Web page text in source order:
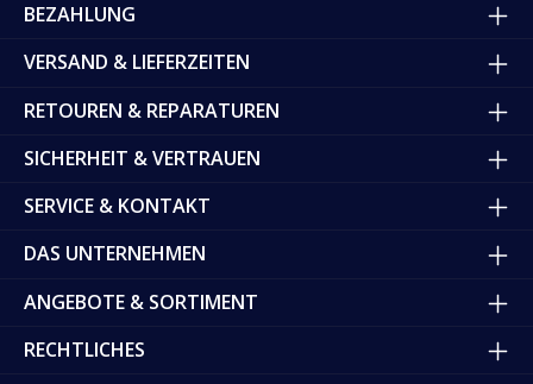
BEZAHLUNG
VERSAND & LIEFERZEITEN
RETOUREN & REPARATUREN
SICHERHEIT & VERTRAUEN
SERVICE & KONTAKT
DAS UNTERNEHMEN
ANGEBOTE & SORTIMENT
RECHTLICHES